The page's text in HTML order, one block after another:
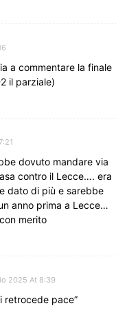
a commentare la finale
il parziale)
dovuto mandare via
contro il Lecce…. era
dato di più e sarebbe
anno prima a Lecce…
merito
2025 At 8:39
retrocede pace”